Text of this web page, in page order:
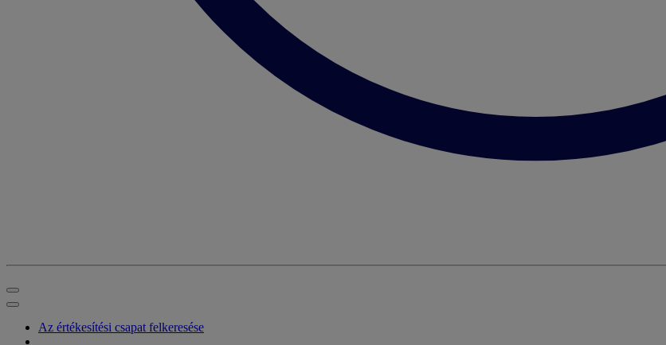
Az értékesítési csapat felkeresése